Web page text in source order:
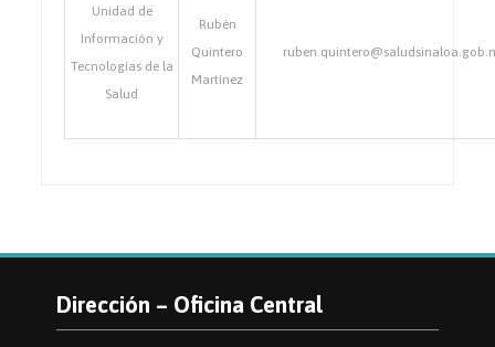
Unidad de
Información y
Tecnologías de la
Salud
Rubén
Quintero
Martínez
Dirección – Oficina Central